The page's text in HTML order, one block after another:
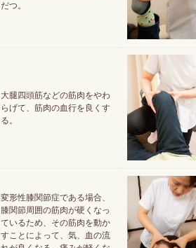
だつ。
大腿四頭筋などの筋肉をやわ
らげて、筋肉の血行を良くす
る。
変形性膝関節症である場合、
膝関節周囲の筋肉が硬くなっ
ているため、その筋肉を動か
すことによって、気、血の流